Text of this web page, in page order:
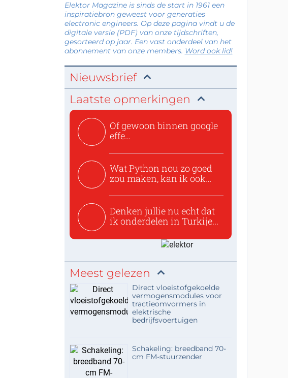
Elektor Magazine is sinds de start in 1961 een
inspiratiebron geweest voor generaties
electronic engineers. Op deze pagina vindt u de
digitale versie (PDF) van onze tijdschriften,
gesorteerd op jaar. Een vast onderdeel van het
abonnement van onze members. Word ook lid!
Nieuwsbrief
Laatste opmerkingen
Of gewoon binnen google
effe
Wat Python nou zo goed
zou maken, kan ik ook
Denken jullie nu echt dat
ik onderdelen in Turkije...
Meest gelezen
Direct vloeistofgekoelde
vermogensmodules voor
tractieomvormers in
elektrische
bedrijfsvoertuigen
Schakeling: breedband 70-
cm FM-stuurzender